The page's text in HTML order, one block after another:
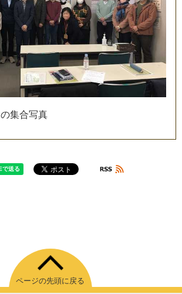
の集合写真
ページの先頭に戻る